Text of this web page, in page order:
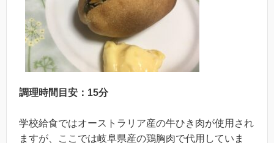
調理時間目安：15分
学校給食ではオーストラリア産の牛ひき肉が使用され
ますが、ここでは岐阜県産の鶏胸肉で代用していま